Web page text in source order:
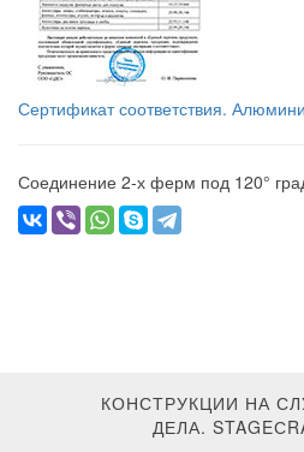
Сертификат соответствия.
Соединение 2-х ферм под 120°
КОНСТРУКЦИИ НА
ДЕЛА.